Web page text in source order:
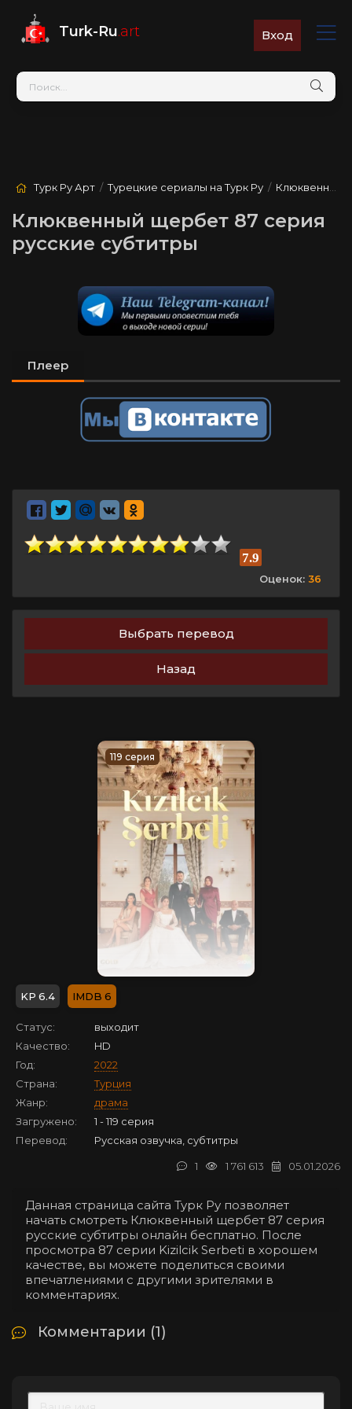
Turk-Ru.art Вход
Турк Ру Арт /Турецкие сериалы на Турк Ру / Клюквенный щербет
Клюквенный щербет 87 серия
русские субтитры
Плеер
7.9
Оценок: 36
Выбрать перевод
Назад
119 серия
6.4 6
Статус:
выходит
Качество:
HD
Год:
2022
Страна:
Турция
Жанр:
драма
Загружено:
1 - 119 серия
Перевод:
Русская озвучка, субтитры
05.01.2026
1 761 613
1
Данная страница сайта Турк Ру позволяет
начать смотреть Клюквенный щербет 87 серия
русские субтитры онлайн бесплатно. После
просмотра 87 серии Kizilcik Serbeti в хорошем
качестве, вы можете поделиться своими
впечатлениями с другими зрителями в
комментариях.
Комментарии (1)